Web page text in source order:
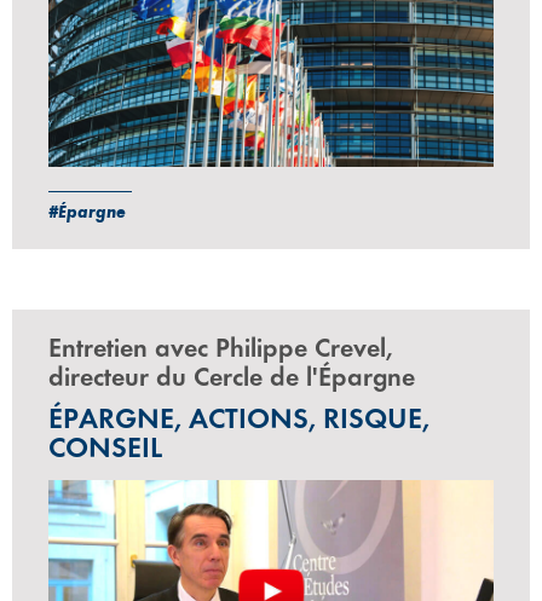
#Épargne
Entretien avec Philippe Crevel,
directeur du Cercle de l'Épargne
ÉPARGNE, ACTIONS, RISQUE,
CONSEIL